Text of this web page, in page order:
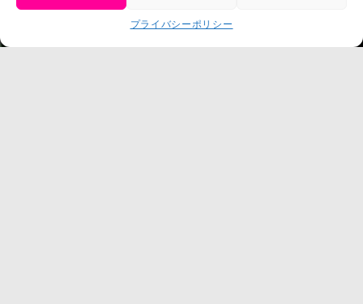
プライバシーポリシー